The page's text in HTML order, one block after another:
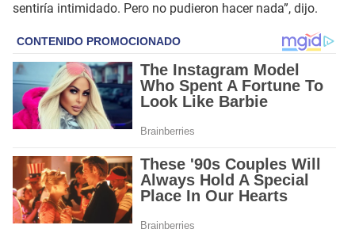
sentiría intimidado. Pero no pudieron hacer nada”, dijo.